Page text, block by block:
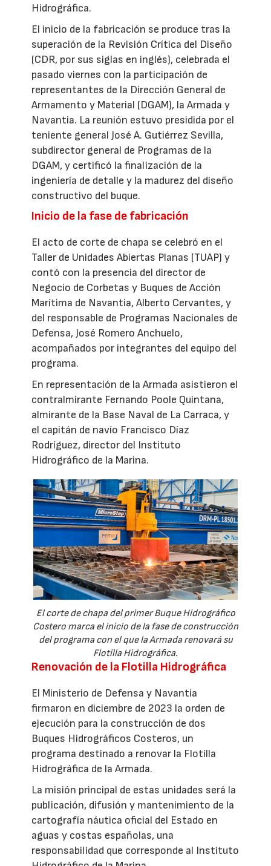
Hidrográfica.
El inicio de la fabricación se produce tras la
superación de la Revisión Crítica del Diseño
(CDR, por sus siglas en inglés), celebrada el
pasado viernes con la participación de
representantes de la Dirección General de
Armamento y Material (DGAM), la Armada y
Navantia. La reunión estuvo presidida por el
teniente general José A. Gutiérrez Sevilla,
subdirector general de Programas de la
DGAM, y certificó la finalización de la
ingeniería de detalle y la madurez del diseño
constructivo del buque.
Inicio de la fase de fabricación
El acto de corte de chapa se celebró en el
Taller de Unidades Abiertas Planas (TUAP) y
contó con la presencia del director de
Negocio de Corbetas y Buques de Acción
Marítima de Navantia, Alberto Cervantes, y
del responsable de Programas Nacionales de
Defensa, José Romero Anchuelo,
acompañados por integrantes del equipo del
programa.
En representación de la Armada asistieron el
contralmirante Fernando Poole Quintana,
almirante de la Base Naval de La Carraca, y
el capitán de navío Francisco Díaz
Rodríguez, director del Instituto
Hidrográfico de la Marina.
El corte de chapa del primer Buque Hidrográfico
Costero marca el inicio de la fase de construcción
del programa con el que la Armada renovará su
Flotilla Hidrográfica.
Renovación de la Flotilla Hidrográfica
El Ministerio de Defensa y Navantia
firmaron en diciembre de 2023 la orden de
ejecución para la construcción de dos
Buques Hidrográficos Costeros, un
programa destinado a renovar la Flotilla
Hidrográfica de la Armada.
La misión principal de estas unidades será la
publicación, difusión y mantenimiento de la
cartografía náutica oficial del Estado en
aguas y costas españolas, una
responsabilidad que corresponde al Instituto